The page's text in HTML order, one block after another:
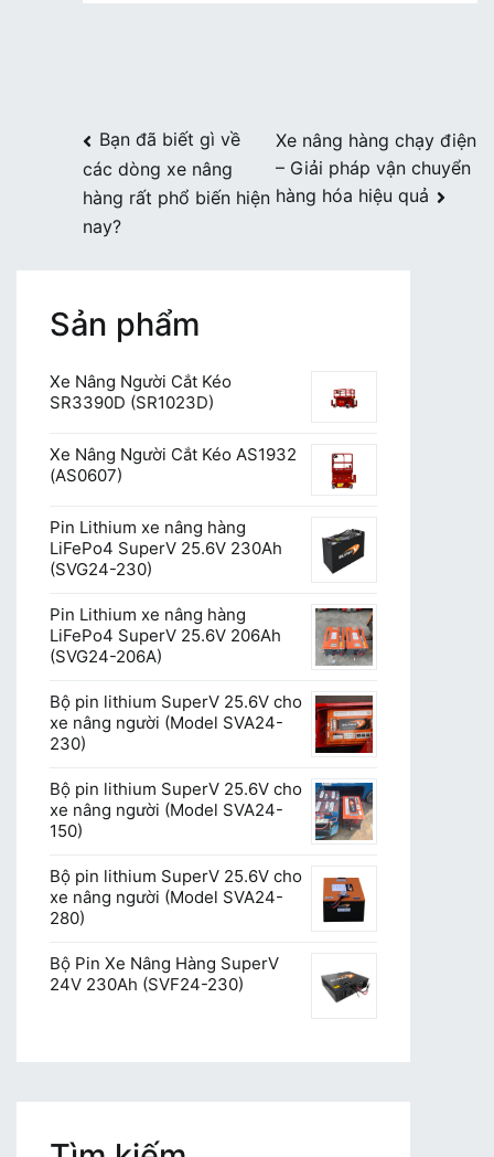
Điều
hướng
bài
viết
Bạn đã biết gì về
các dòng xe nâng
hàng rất phổ biến hiện
nay?
Xe nâng hàng chạy điện
– Giải pháp vận chuyển
hàng hóa hiệu quả
Sản phẩm
Xe Nâng Người Cắt Kéo
SR3390D (SR1023D)
Xe Nâng Người Cắt Kéo AS1932
(AS0607)
Pin Lithium xe nâng hàng
LiFePo4 SuperV 25.6V 230Ah
(SVG24-230)
Pin Lithium xe nâng hàng
LiFePo4 SuperV 25.6V 206Ah
(SVG24-206A)
Bộ pin lithium SuperV 25.6V cho
xe nâng người (Model SVA24-
230)
Bộ pin lithium SuperV 25.6V cho
xe nâng người (Model SVA24-
150)
Bộ pin lithium SuperV 25.6V cho
xe nâng người (Model SVA24-
280)
Bộ Pin Xe Nâng Hàng SuperV
24V 230Ah (SVF24-230)